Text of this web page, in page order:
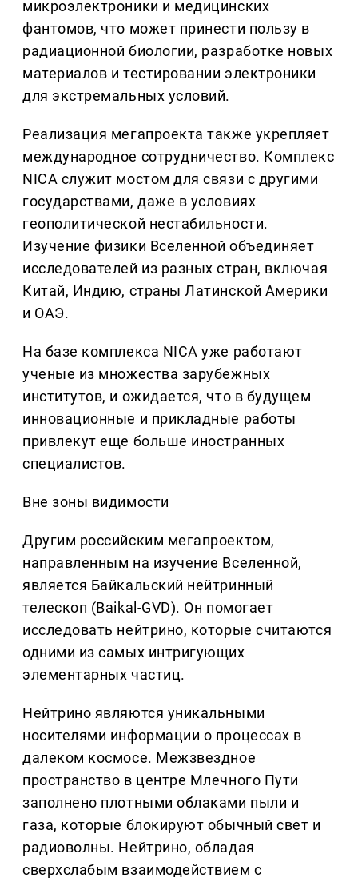
микроэлектроники и медицинских
фантомов, что может принести пользу в
радиационной биологии, разработке новых
материалов и тестировании электроники
для экстремальных условий.
Реализация мегапроекта также укрепляет
международное сотрудничество. Комплекс
NICA служит мостом для связи с другими
государствами, даже в условиях
геополитической нестабильности.
Изучение физики Вселенной объединяет
исследователей из разных стран, включая
Китай, Индию, страны Латинской Америки
и ОАЭ.
На базе комплекса NICA уже работают
ученые из множества зарубежных
институтов, и ожидается, что в будущем
инновационные и прикладные работы
привлекут еще больше иностранных
специалистов.
Вне зоны видимости
Другим российским мегапроектом,
направленным на изучение Вселенной,
является Байкальский нейтринный
телескоп (Baikal-GVD). Он помогает
исследовать нейтрино, которые считаются
одними из самых интригующих
элементарных частиц.
Нейтрино являются уникальными
носителями информации о процессах в
далеком космосе. Межзвездное
пространство в центре Млечного Пути
заполнено плотными облаками пыли и
газа, которые блокируют обычный свет и
радиоволны. Нейтрино, обладая
сверхслабым взаимодействием с